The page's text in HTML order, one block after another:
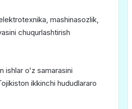
mashinasozlik,
chuqurlashtirish
ishlar oʻz samarasini
ikkinchi hududlararo